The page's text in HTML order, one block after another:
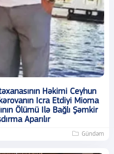
Həkimi Ceyhun
Icra Etdiyi Mioma
Ölümü Ilə Bağlı Şəmkir
Aparılır
Gündəm